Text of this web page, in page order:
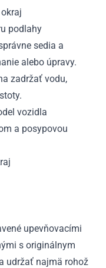
podlahy
sedia a
alebo úpravy.
zadržať vodu,
vozidla
a posypovou
upevňovacími
s originálnym
udržať najmä rohož